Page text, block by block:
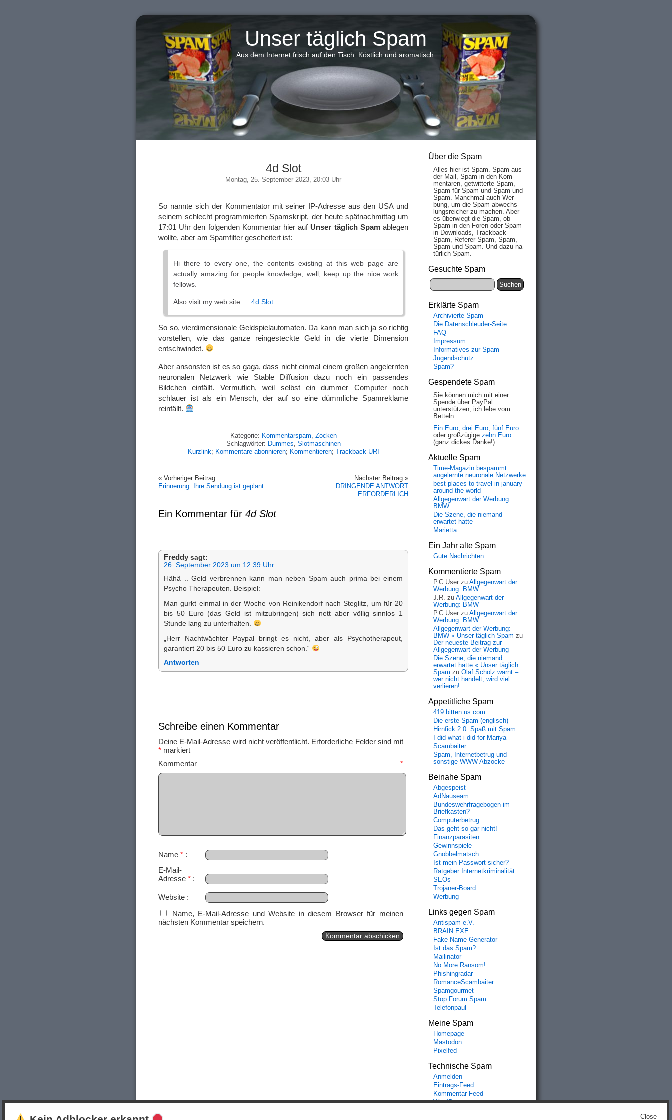
Unser täglich Spam
Aus dem Internet frisch auf den Tisch. Köstlich und aromatisch.
4d Slot
Montag, 25. September 2023, 20:03 Uhr
So nannte sich der Kommentator mit seiner IP-Adresse aus den USA und
seinem schlecht programmierten Spamskript, der heute spätnachmittag um
17:01 Uhr den folgenden Kommentar hier auf Unser täglich Spamablegen
wollte, aber am Spamfilter gescheitert ist:
Hi there to every one, the contents existing at this web page are
actually amazing for people knowledge, well, keep up the nice work
fellows.
Also visit my web site … 4d Slot
So so, vierdimensionale Geldspielautomaten. Da kann man sich ja so richtig
vorstellen, wie das ganze reingesteckte Geld in die vierte Dimension
entschwindet.
Aber ansonsten ist es so gaga, dass nicht einmal einem großen angelernten
neuronalen Netzwerk wie Stable Diffusion dazu noch ein passendes
Bildchen einfällt. Vermutlich, weil selbst ein dummer Computer noch
schlauer ist als ein Mensch, der auf so eine dümmliche Spamreklame
reinfällt.
Kategorie: Kommentarspam, Zocken
Schlagwörter: Dummes, Slotmaschinen
Kurzlink; Kommentare abonnieren; Kommentieren; Trackback-URI
« Vorheriger Beitrag
Erinnerung: Ihre Sendung ist geplant.
Nächster Beitrag »
DRINGENDE ANTWORT
ERFORDERLICH
Ein Kommentar für 4d Slot
Freddy sagt:
26. September 2023 um 12:39 Uhr
Hähä .. Geld verbrennen kann man neben Spam auch prima bei einem
Psycho Therapeuten. Beispiel:
Man gurkt einmal in der Woche von Reinikendorf nach Steglitz, um für 20
bis 50 Euro (das Geld ist mitzubringen) sich nett aber völlig sinnlos 1
Stunde lang zu unterhalten.
„Herr Nachtwächter Paypal bringt es nicht, aber als Psychotherapeut,
garantiert 20 bis 50 Euro zu kassieren schon.“
Antworten
Schreibe einen Kommentar
Deine E-Mail-Adresse wird nicht veröffentlicht. Erforderliche Felder sind mit
* markiert
Kommentar *
Name *
E-Mail-
Adresse *
Website
Name, E-Mail-Adresse und Website in diesem Browser für meinen
nächsten Kommentar speichern.
Über die Spam
Alles hier ist Spam. Spam aus
der Mail, Spam in den Kom­
men­taren, ge­twit­ter­te Spam,
Spam für Spam und Spam und
Spam. Manch­mal auch Wer­
bung, um die Spam ab­wechs­
lungs­reich­er zu mach­en. Aber
es über­wiegt die Spam, ob
Spam in den Fo­ren oder Spam
in Down­loads, Track­back-
Spam, Re­fe­rer-Spam, Spam,
Spam und Spam. Und da­zu na­
tür­lich Spam.
Gesuchte Spam
Erklärte Spam
Archivierte Spam
Die Datenschleuder-Seite
FAQ
Impressum
Informatives zur Spam
Jugendschutz
Spam?
Gespendete Spam
Sie können mich mit einer
Spende über PayPal
unterstützen, ich lebe vom
Betteln:
Ein Euro, drei Euro, fünf Euro
oder großzügige zehn Euro
(ganz dickes Danke!)
Aktuelle Spam
Time-Magazin bespammt
angelernte neuronale Netzwerke
best places to travel in january
around the world
Allgegenwart der Werbung:
BMW
Die Szene, die niemand
erwartet hatte
Marietta
Ein Jahr alte Spam
Gute Nachrichten
Kommentierte Spam
P.C.User zu Allgegenwart der
Werbung: BMW
J.R. zu Allgegenwart der
Werbung: BMW
P.C.User zu Allgegenwart der
Werbung: BMW
Allgegenwart der Werbung:
BMW « Unser täglich Spam zu
Der neueste Beitrag zur
Allgegenwart der Werbung
Die Szene, die niemand
erwartet hatte « Unser täglich
Spam zu Olaf Scholz warnt –
wer nicht handelt, wird viel
verlieren!
Appetitliche Spam
419.bitten us.com
Die erste Spam (englisch)
Hirnfick 2.0: Spaß mit Spam
I did what i did for Mariya
Scambaiter
Spam, Internetbetrug und
sonstige WWW Abzocke
Beinahe Spam
Abgespeist
AdNauseam
Bundeswehrfragebogen im
Briefkasten?
Computerbetrug
Das geht so gar nicht!
Finanzparasiten
Gewinnspiele
Gnobbelmatsch
Ist mein Passwort sicher?
Ratgeber Internetkriminalität
SEOs
Trojaner-Board
Werbung
Links gegen Spam
Antispam e.V.
BRAIN.EXE
Fake Name Generator
Ist das Spam?
Mailinator
No More Ransom!
Phishingradar
RomanceScambaiter
Spamgourmet
Stop Forum Spam
Telefonpaul
Meine Spam
Homepage
Mastodon
Pixelfed
Technische Spam
Anmelden
Eintrags-Feed
Kommentar-Feed
WordPress.org
Close